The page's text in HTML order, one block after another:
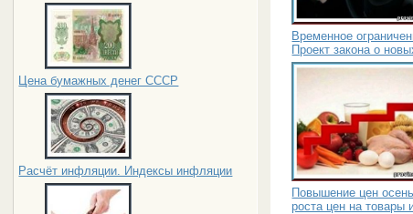
Цена бумажных денег СССР
Расчёт инфляции. Индексы инфляции
Временное
Проект закона о
Повышение цен
роста цен на товары